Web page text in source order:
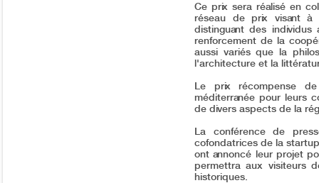
Ce prix sera réalisé en
réseau de prix visant à
distinguant des individus
renforcement de la
aussi variés que la
l'architecture et la
Le prix récompense
méditerranée pour leurs
de divers aspects de la
La conférence de
cofondatrices de la
ont annoncé leur projet
permettra aux visiteurs
historiques.